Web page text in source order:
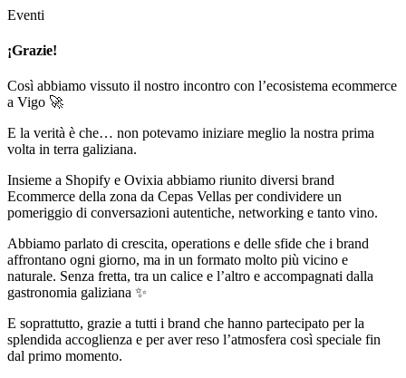
Eventi
¡Grazie!
Così abbiamo vissuto il nostro incontro con l’ecosistema ecommerce
a Vigo 🚀
E la verità è che… non potevamo iniziare meglio la nostra prima
volta in terra galiziana.
Insieme a Shopify e Ovixia abbiamo riunito diversi brand
Ecommerce della zona da Cepas Vellas per condividere un
pomeriggio di conversazioni autentiche, networking e tanto vino.
Abbiamo parlato di crescita, operations e delle sfide che i brand
affrontano ogni giorno, ma in un formato molto più vicino e
naturale. Senza fretta, tra un calice e l’altro e accompagnati dalla
gastronomia galiziana ✨
E soprattutto, grazie a tutti i brand che hanno partecipato per la
splendida accoglienza e per aver reso l’atmosfera così speciale fin
dal primo momento.